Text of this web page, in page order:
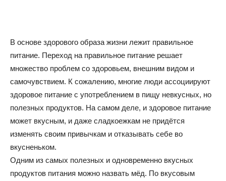
В основе здорового образа жизни лежит правильное
питание. Переход на правильное питание решает
множество проблем со здоровьем, внешним видом и
самочувствием. К сожалению, многие люди ассоциируют
здоровое питание с употреблением в пищу невкусных, но
полезных продуктов. На самом деле, и здоровое питание
может вкусным, и даже сладкоежкам не придётся
изменять своим привычкам и отказывать себе во
вкусненьком.
Одним из самых полезных и одновременно вкусных
продуктов питания можно назвать мёд. По вкусовым